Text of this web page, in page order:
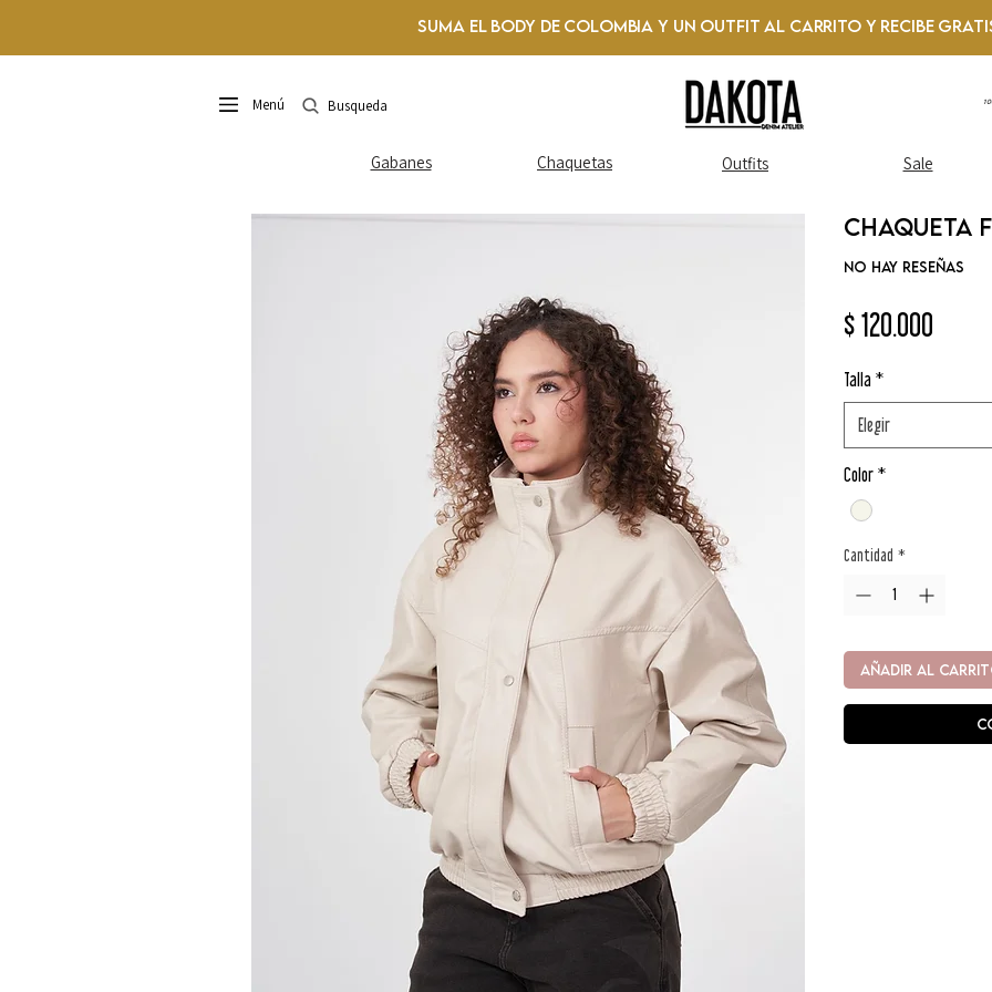
Suma el Body de Colombia y un Outfit al Carrito y recibe
Menú Busqueda
Gabanes Chaquetas Outfits Sale
Chaqueta
No hay reseñas
$ 120.000
Talla *
Elegir
Color *
Cantidad *
AÑADIR AL